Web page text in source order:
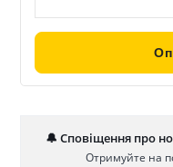
🔔 Сповіщення про
Отримуйте на